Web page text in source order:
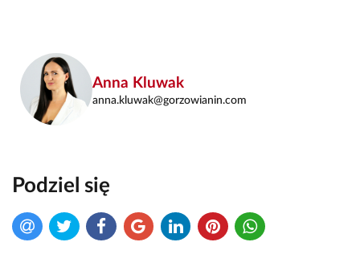
Anna Kluwak
anna.kluwak@gorzowianin.com
Podziel się